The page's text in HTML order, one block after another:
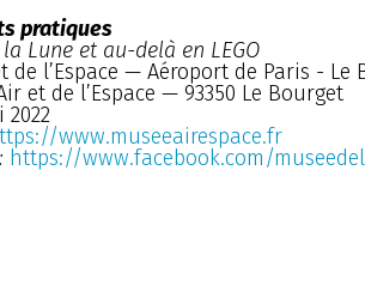
pratiques
la Lune et au-delà en LEGO
de l’Espace — Aéroport de Paris - Le
et de l’Espace — 93350 Le Bourget
2022
www.museeairespace.fr
https://www.facebook.com/